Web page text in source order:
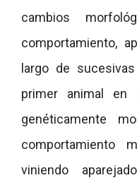
cambios
comportamiento,
largo de
primer animal en
genéticamente
comportamiento
viniendo